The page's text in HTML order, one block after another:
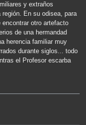
y extraños
En su odisea, para
otro artefacto
de una hermandad
herencia familiar muy
durante siglos... todo
el Profesor escarba